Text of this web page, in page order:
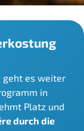
geht es weiter
in
Platz und
durch die